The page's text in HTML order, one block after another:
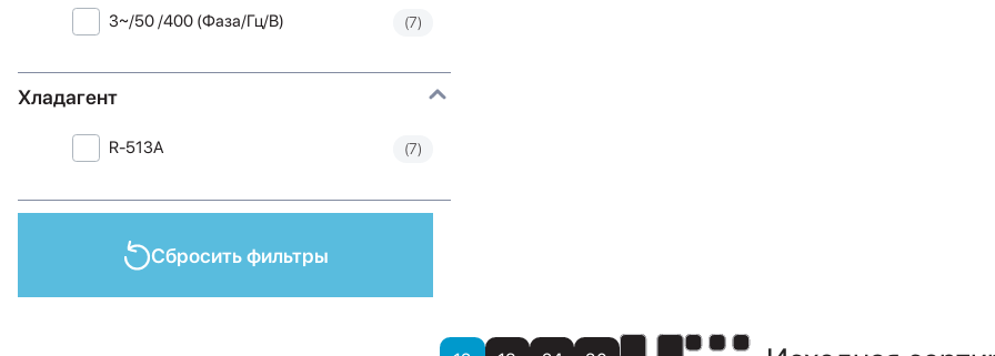
3~/50 /400 (Фаза/Гц/В) (7)
Хладагент
R-513A (7)
Сбросить фильтры